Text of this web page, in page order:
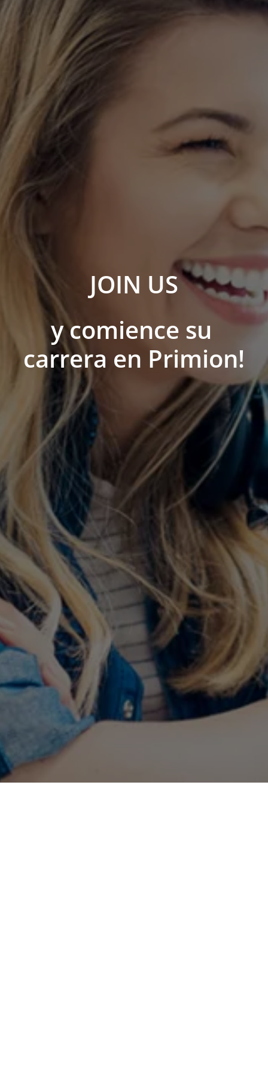
JOIN US
y comience su
carrera en Primion!